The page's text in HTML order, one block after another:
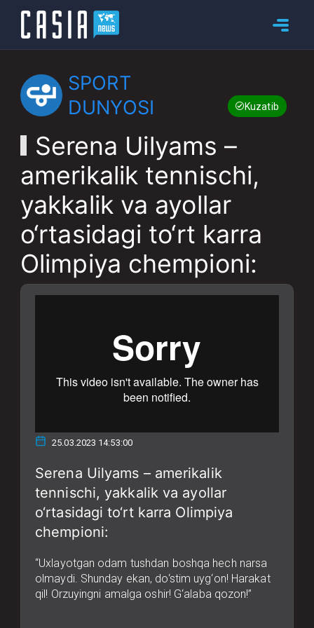
SPORT
DUNYOSI
Kuzatib boring
Serena Uilyams –
amerikalik tennischi,
yakkalik va ayollar
o‘rtasidagi to‘rt karra
Olimpiya chempioni:
25.03.2023 14:53:00
Serena Uilyams – amerikalik
tennischi, yakkalik va ayollar
o‘rtasidagi to‘rt karra Olimpiya
chempioni:
“Uxlayotgan odam tushdan boshqa hech narsa
olmaydi. Shunday ekan, do‘stim uyg‘on! Harakat
qil! Orzuyingni amalga oshir! G‘alaba qozon!”